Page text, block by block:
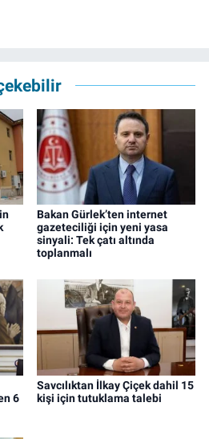
devam ediyor.
Bakan Gürlek’ten internet
gazeteciliği için yeni yasa
sinyali: Tek çatı altında
toplanmalı
6
Savcılıktan İlkay Çiçek dahil 15
kişi için tutuklama talebi